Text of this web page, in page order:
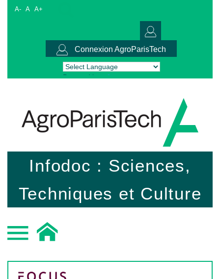
A- A A+
Connexion AgroParisTech
Powered by Translate
Infodoc : Sciences,
Techniques et Culture